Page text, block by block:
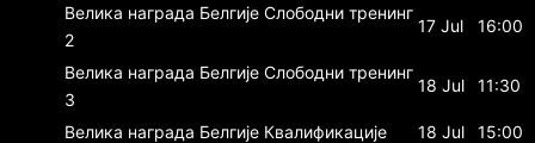
Велика награда Белгије Слободни тренинг
2
17 Jul 16:00
Велика награда Белгије Слободни тренинг
3
18 Jul 11:30
Велика награда Белгије Квалификације 18 Jul
15:00